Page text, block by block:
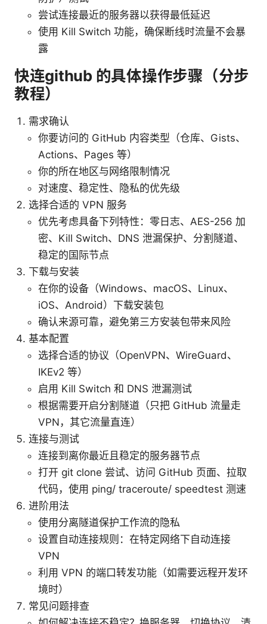
尝试连接最近的服务器以获得最低延迟
使用 Kill Switch 功能，确保断线时流量不会暴
露
快连github 的具体操作步骤（分步
教程）
需求确认
你要访问的 GitHub 内容类型（仓库、Gists、
Actions、Pages 等）
你的所在地区与网络限制情况
对速度、稳定性、隐私的优先级
选择合适的 VPN 服务
优先考虑具备下列特性：零日志、AES-256 加
密、Kill Switch、DNS 泄漏保护、分割隧道、
稳定的国际节点
下载与安装
在你的设备（Windows、macOS、Linux、
iOS、Android）下载安装包
确认来源可靠，避免第三方安装包带来风险
基本配置
选择合适的协议（OpenVPN、WireGuard、
IKEv2 等）
启用 Kill Switch 和 DNS 泄漏测试
根据需要开启分割隧道（只把 GitHub 流量走
VPN，其它流量直连）
连接与测试
连接到离你最近且稳定的服务器节点
打开 git clone 尝试、访问 GitHub 页面、拉取
代码，使用 ping/ traceroute/ speedtest 测速
进阶用法
使用分离隧道保护工作流的隐私
设置自动连接规则：在特定网络下自动连接
VPN
利用 VPN 的端口转发功能（如需要远程开发环
境时）
常见问题排查